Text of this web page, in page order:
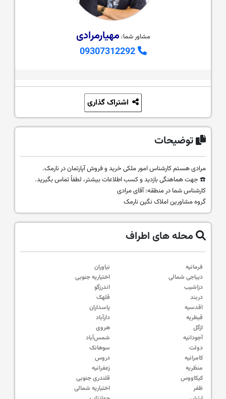
مشاور شما: مهیارمرادی
09307312292
توضیحات
مرادی هستم کارشناس امور ملکی خرید و فروش آپارتمان در نارمک.
☎️ جهت هماهنگی بازدید و کسب اطلاعات بیشتر، لطفاً تماس بگیرید.
کارشناس شما در منطقه: آقای مرادی
گروه مشاورین املاک نگین نارمک
محله های اطراف
فرمانیه
نیاوران
دیباجی شمالی
اختیاریه جنوبی
دزاشیب
اندرزگو
دربند
قلهک
اقدسیه
پاسداران
قیطریه
دارآباد
ازگل
هروی
آجودانیه
شمس‌آباد
دولت
سوهانک
کامرانیه
دروس
منظریه
زعفرانیه
کیکاووس
قلندری جنوبی
ظفر
اختیاریه شمالی